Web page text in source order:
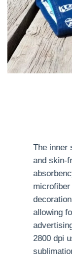
The inner
and skin-
allowing
2800 dpi